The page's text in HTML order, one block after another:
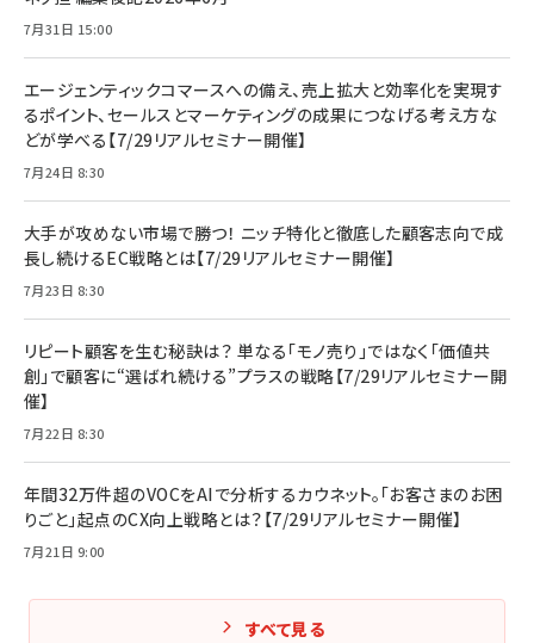
7月31日 15:00
エージェンティックコマースへの備え、売上拡大と効率化を実現す
るポイント、セールスとマーケティングの成果につなげる考え方な
どが学べる【7/29リアルセミナー開催】
7月24日 8:30
大手が攻めない市場で勝つ！ ニッチ特化と徹底した顧客志向で成
長し続けるEC戦略とは【7/29リアルセミナー開催】
7月23日 8:30
リピート顧客を生む秘訣は？ 単なる「モノ売り」ではなく「価値共
創」で顧客に“選ばれ続ける”プラスの戦略【7/29リアルセミナー開
催】
7月22日 8:30
年間32万件超のVOCをAIで分析するカウネット。「お客さまのお困
りごと」起点のCX向上戦略とは？【7/29リアルセミナー開催】
7月21日 9:00
すべて見る